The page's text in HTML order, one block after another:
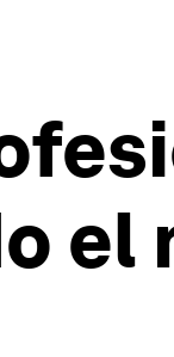
el